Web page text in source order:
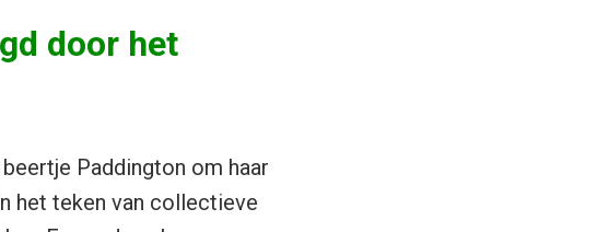
door het
Paddington om haar
het teken van collectieve